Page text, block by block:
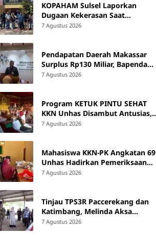
KOPAHAM Sulsel Laporkan
Dugaan Kekerasan Saat
Penggusuran Petani Laoli ke
7 Agustus 2026
Pendapatan Daerah Makassar
Surplus Rp130 Miliar, Bapenda
Siapkan Penagihan Tunggakan
7 Agustus 2026
Program KETUK PINTU SEHAT
KKN Unhas Disambut Antusias,
44 Warga Lampoko Ikut Skrining
7 Agustus 2026
Mahasiswa KKN-PK Angkatan 69
Unhas Hadirkan Pemeriksaan
Kesehatan dan Edukasi bagi
7 Agustus 2026
Tinjau TPS3R Paccerekang dan
Katimbang, Melinda Aksa
Tekankan Penguatan
7 Agustus 2026